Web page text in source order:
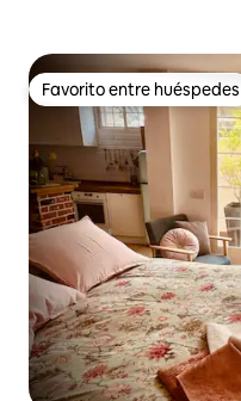
Favorito entre huéspedes
Favorito entre huéspedes